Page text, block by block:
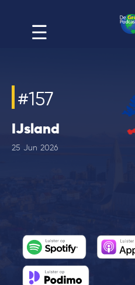
#157
IJsland
25 Jun 2026